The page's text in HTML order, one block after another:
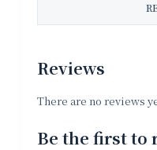
Reviews
There are no reviews
Be the first to